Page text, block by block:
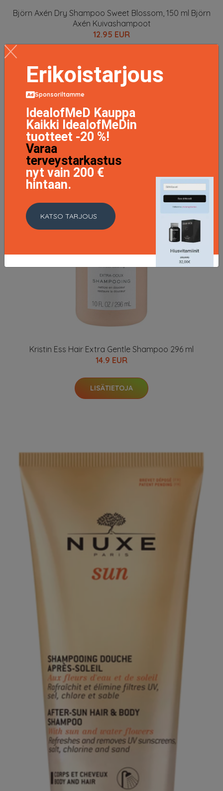
Björn Axén Dry Shampoo Sweet Blossom, 150 ml Björn
Axén Kuivashampoot
12.95 EUR
Kristin Ess Hair Extra Gentle Shampoo 296 ml
14.9 EUR
LISÄTIETOJA
Erikoistarjous
Sponsoriltamme
IdealofMeD Kauppa
Kaikki IdealofMeDin
tuotteet -20 %!
Varaa
terveystarkastus
nyt vain 200 €
hintaan.
KATSO TARJOUS